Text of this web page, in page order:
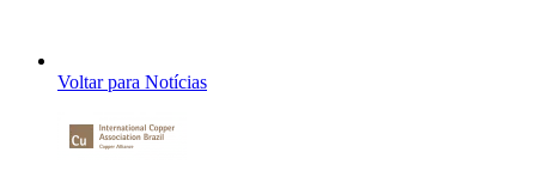
Voltar para Notícias